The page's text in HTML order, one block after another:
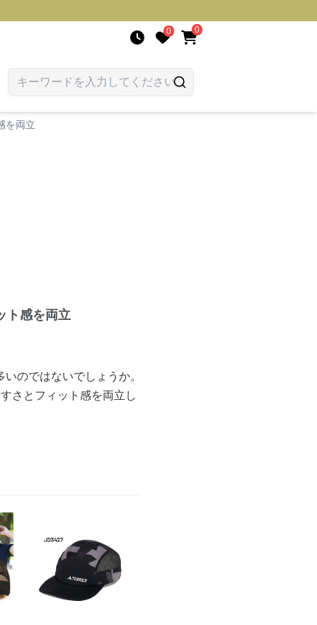
0 0
を両立
ト感を両立
のではないでしょうか。
さとフィット感を両立し